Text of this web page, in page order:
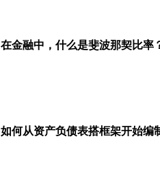
在金融中，什么是斐波那契比率